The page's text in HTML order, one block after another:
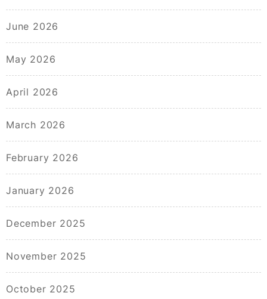
June 2026
May 2026
April 2026
March 2026
February 2026
January 2026
December 2025
November 2025
October 2025